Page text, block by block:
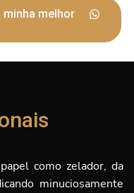
melhor
como zelador, da
minuciosamente